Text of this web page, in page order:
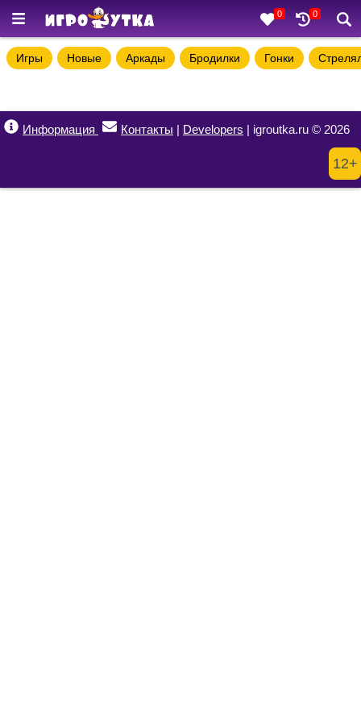
0 0
Игры Новые Аркады Бродилки Гонки
Информация Контакты | Developers | igroutka.ru © 2026
12+